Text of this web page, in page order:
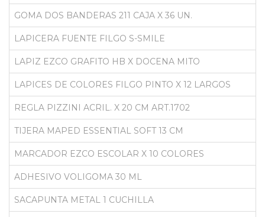
GOMA DOS BANDERAS 211 CAJA X 36 UN.
LAPICERA FUENTE FILGO S-SMILE
LAPIZ EZCO GRAFITO HB X DOCENA MITO
LAPICES DE COLORES FILGO PINTO X 12 LARGOS
REGLA PIZZINI ACRIL. X 20 CM ART.1702
TIJERA MAPED ESSENTIAL SOFT 13 CM
MARCADOR EZCO ESCOLAR X 10 COLORES
ADHESIVO VOLIGOMA 30 ML
SACAPUNTA METAL 1 CUCHILLA